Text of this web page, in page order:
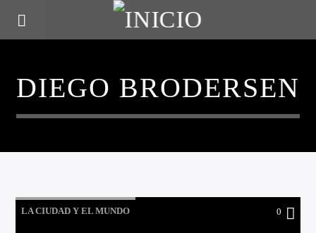
DIEGO BRODERSEN
LA CIUDAD Y EL MUNDO 0